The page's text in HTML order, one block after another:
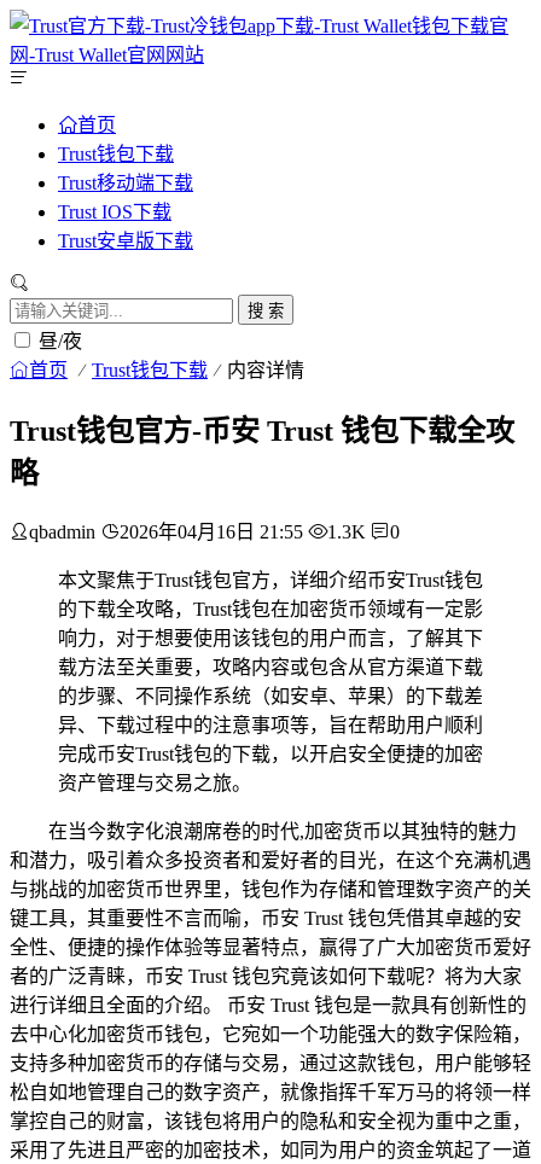
首页
Trust钱包下载
Trust移动端下载
Trust IOS下载
Trust安卓版下载
搜 索
昼/夜
首页 Trust钱包下载 内容详情
Trust钱包官方-币安 Trust 钱包下载全攻
略
qbadmin 2026年04月16日 21:55 1.3K 0
本文聚焦于Trust钱包官方，详细介绍币安Trust钱包
的下载全攻略，Trust钱包在加密货币领域有一定影
响力，对于想要使用该钱包的用户而言，了解其下
载方法至关重要，攻略内容或包含从官方渠道下载
的步骤、不同操作系统（如安卓、苹果）的下载差
异、下载过程中的注意事项等，旨在帮助用户顺利
完成币安Trust钱包的下载，以开启安全便捷的加密
资产管理与交易之旅。
在当今数字化浪潮席卷的时代,加密货币以其独特的魅力
和潜力，吸引着众多投资者和爱好者的目光，在这个充满机遇
与挑战的加密货币世界里，钱包作为存储和管理数字资产的关
键工具，其重要性不言而喻，币安 Trust 钱包凭借其卓越的安
全性、便捷的操作体验等显著特点，赢得了广大加密货币爱好
者的广泛青睐，币安 Trust 钱包究竟该如何下载呢？将为大家
进行详细且全面的介绍。 币安 Trust 钱包是一款具有创新性的
去中心化加密货币钱包，它宛如一个功能强大的数字保险箱，
支持多种加密货币的存储与交易，通过这款钱包，用户能够轻
松自如地管理自己的数字资产，就像指挥千军万马的将领一样
掌控自己的财富，该钱包将用户的隐私和安全视为重中之重，
采用了先进且严密的加密技术，如同为用户的资金筑起了一道